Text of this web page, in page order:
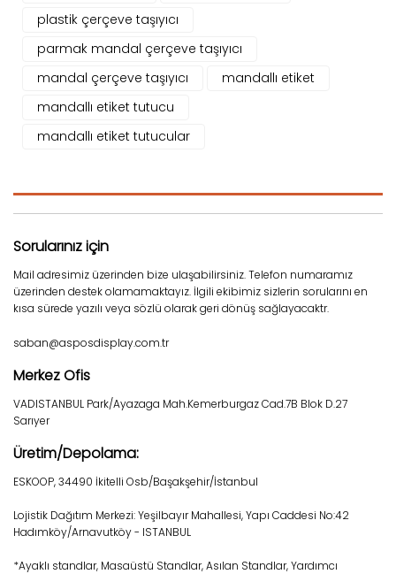
plastik çerçeve taşıyıcı
parmak mandal çerçeve taşıyıcı
mandal çerçeve taşıyıcı
mandallı etiket
mandallı etiket tutucu
mandallı etiket tutucular
Sorularınız için
Mail adresimiz üzerinden bize ulaşabilirsiniz. Telefon numaramız
üzerinden destek olamamaktayız. İlgili ekibimiz sizlerin sorularını en
kısa sürede yazılı veya sözlü olarak geri dönüş sağlayacaktr.
saban@asposdisplay.com.tr
Merkez Ofis
VADISTANBUL Park/Ayazaga Mah.Kemerburgaz Cad.7B Blok D.27
Sarıyer
Üretim/Depolama:
ESKOOP, 34490 İkitelli Osb/Başakşehir/İstanbul
Lojistik Dağıtım Merkezi: Yeşilbayır Mahallesi, Yapı Caddesi No:42
Hadımköy/Arnavutköy - ISTANBUL
*Ayaklı standlar, Masaüstü Standlar, Asılan Standlar, Yardımcı